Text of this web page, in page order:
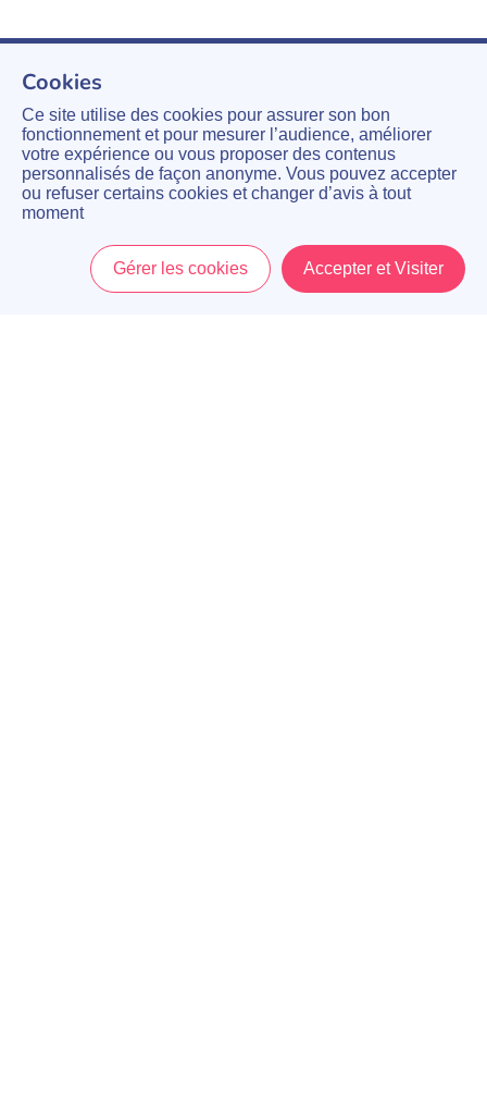
Cookies
Ce site utilise des cookies pour assurer son bon
fonctionnement et pour mesurer l’audience, améliorer
votre expérience ou vous proposer des contenus
personnalisés de façon anonyme. Vous pouvez accepter
ou refuser certains cookies et changer d’avis à tout
moment
Gérer les cookies Accepter et Visiter
Menu Mon Compte Panier